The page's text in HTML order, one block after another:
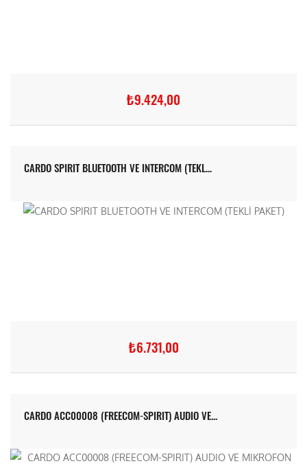
₺9.424,00
CARDO SPIRIT BLUETOOTH VE INTERCOM (TEKL...
₺6.731,00
CARDO ACC00008 (FREECOM-SPIRIT) AUDIO VE...